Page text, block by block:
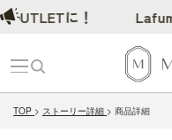
TOP ストーリー詳細 商品詳細
に！ Lafuma